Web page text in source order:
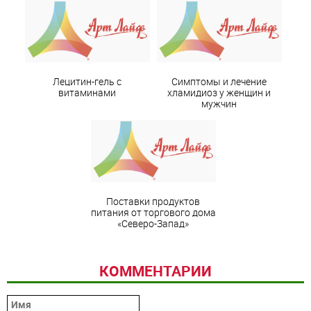
Лецитин-гель с
витаминами
Симптомы и лечение
хламидиоз у женщин и
мужчин
Поставки продуктов
питания от торгового дома
«Северо-Запад»
КОММЕНТАРИИ